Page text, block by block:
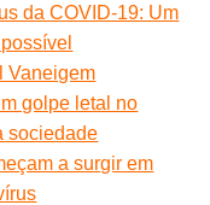
da COVID-19: Um
Vaneigem
golpe letal no
sociedade
a surgir em